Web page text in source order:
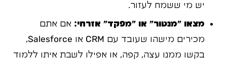
יש מי ששמח לעזור.
מצאו "מנטור" או "מפקד" אזרחי: אם אתם
מכירים מישהו שעובד עם CRM או Salesforce,
בקשו ממנו עצה, קפה, או אפילו לשבת איתו ללמוד